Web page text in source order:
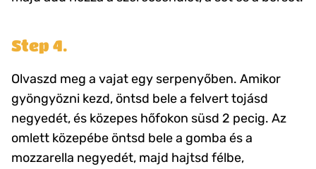
Step 4.
Olvaszd meg a vajat egy serpenyőben. Amikor
gyöngyözni kezd, öntsd bele a felvert tojásd
negyedét, és közepes hőfokon süsd 2 pecig. Az
omlett közepébe öntsd bele a gomba és a
mozzarella negyedét, majd hajtsd félbe,